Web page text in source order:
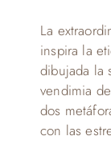
La
inspira la
dibujada la
vendimia
dos
con las